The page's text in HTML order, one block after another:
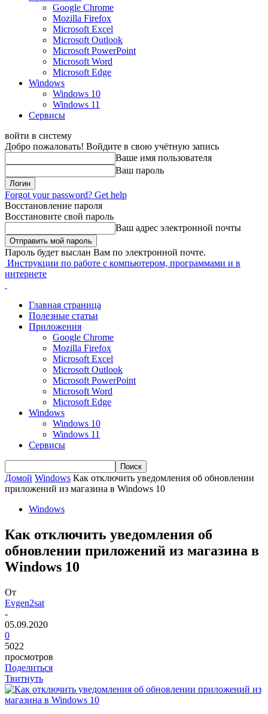
Google Chrome
Mozilla Firefox
Microsoft Excel
Microsoft Outlook
Microsoft PowerPoint
Microsoft Word
Microsoft Edge
Windows
Windows 10
Windows 11
Сервисы
войти в систему
Добро пожаловать! Войдите в свою учётную запись
Ваше имя пользователя
Ваш пароль
Forgot your password? Get help
Восстановление пароля
Восстановите свой пароль
Ваш адрес электронной почты
Пароль будет выслан Вам по электронной почте.
Инструкции по работе с компьютером, программами и в
интернете
Главная страница
Полезные статьи
Приложения
Google Chrome
Mozilla Firefox
Microsoft Excel
Microsoft Outlook
Microsoft PowerPoint
Microsoft Word
Microsoft Edge
Windows
Windows 10
Windows 11
Сервисы
Домой Windows Как отключить уведомления об обновлении
приложений из магазина в Windows 10
Windows
Как отключить уведомления об
обновлении приложений из магазина в
Windows 10
От
Evgen2sat
-
05.09.2020
0
5022
просмотров
Поделиться
Твитнуть